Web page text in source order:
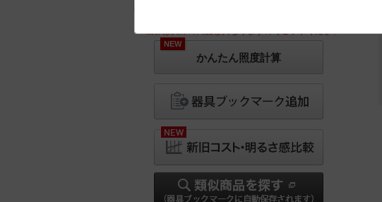
※画像は実際の商品と異なりますのでご了承ください
NEW
かんたん照度計算